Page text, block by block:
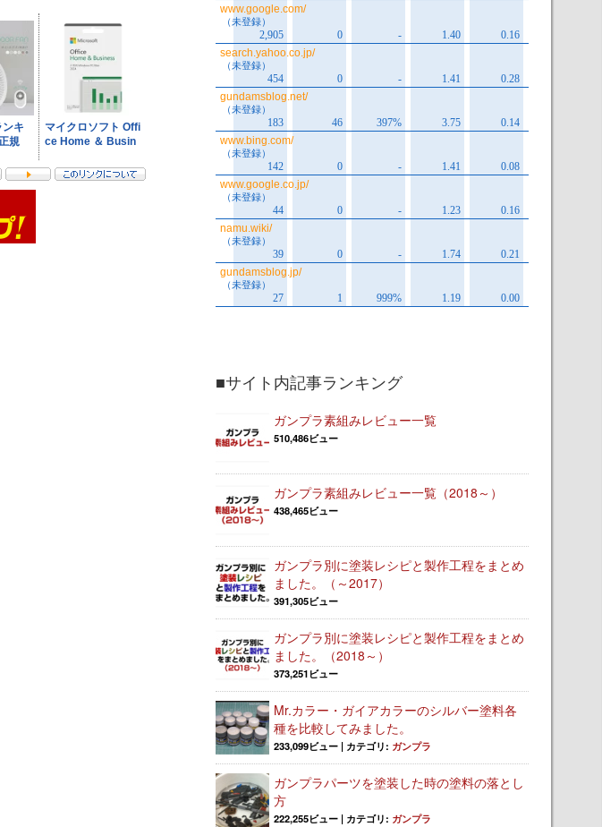
■サイト内記事ランキング
ガンプラ素組みレビュー一覧
510,486ビュー
ガンプラ素組みレビュー一覧（2018～）
438,465ビュー
ガンプラ別に塗装レシピと製作工程をまとめ
ました。（～2017）
391,305ビュー
ガンプラ別に塗装レシピと製作工程をまとめ
ました。（2018～）
373,251ビュー
Mr.カラー・ガイアカラーのシルバー塗料各
種を比較してみました。
233,099ビュー | カテゴリ: ガンプラ
ガンプラパーツを塗装した時の塗料の落とし
方
222,255ビュー | カテゴリ: ガンプラ